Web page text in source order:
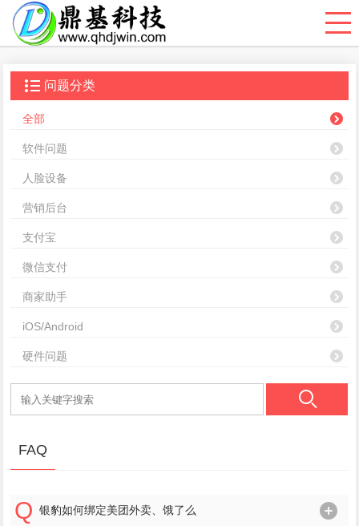
问题分类
全部
软件问题
人脸设备
营销后台
支付宝
微信支付
商家助手
iOS/Android
硬件问题
FAQ
银豹如何绑定美团外卖、饿了么